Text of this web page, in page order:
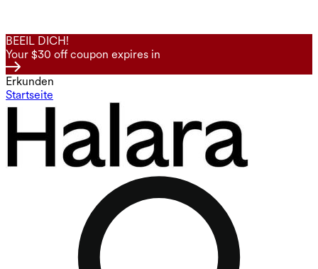
BEEIL DICH!
Your $30 off coupon expires in
Erkunden
Startseite